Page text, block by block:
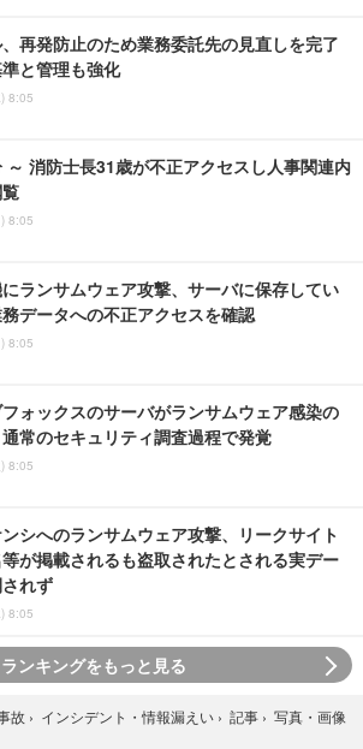
再発防止のため業務委託先の見直しを完了
と管理も強化
8:05
～ 消防士長31歳が不正アクセスし人事関連内
8:05
ランサムウェア攻撃、サーバに保存してい
データへの不正アクセスを確認
8:05
ォックスのサーバがランサムウェア感染の
常のセキュリティ調査過程で発覚
8:05
シへのランサムウェア攻撃、リークサイト
が掲載されるも盗取されたとされる実デー
れず
8:05
ランキングをもっと見る
故 › インシデント・情報漏えい › 記事 › 写真・画像